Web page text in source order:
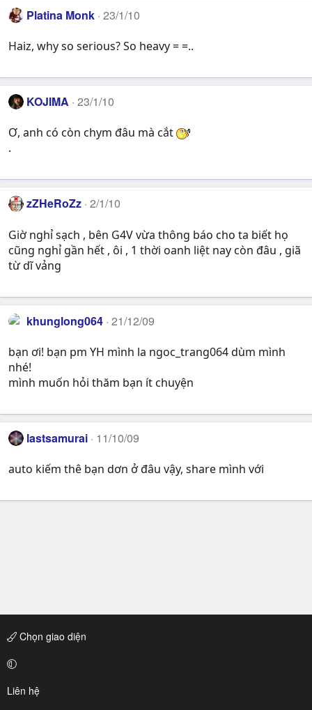
Platina Monk 23/1/10
Haiz, why so serious? So heavy = =..
KOJIMA 23/1/10
Ơ, anh có còn chym đâu mà cắt
.
zZHeRoZz 2/1/10
Giờ nghỉ sạch , bên G4V vừa thông báo cho ta biết họ
cũng nghỉ gần hết , ôi , 1 thời oanh liệt nay còn đâu , giã
từ dĩ vảng
khunglong064 21/12/09
bạn ơi! bạn pm YH mình la ngoc_trang064 dùm mình
nhé!
mình muốn hỏi thăm bạn ít chuyện
lastsamurai 11/10/09
auto kiếm thê bạn dơn ở đâu vậy, share mình với
Chọn giao diện
Liên hệ